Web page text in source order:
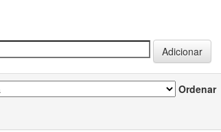
Ordenar